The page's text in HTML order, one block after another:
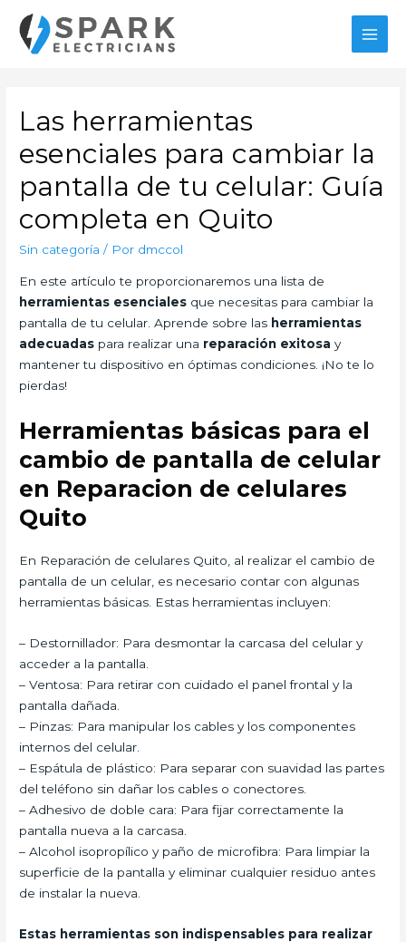
contenido
Las herramientas
esenciales para cambiar la
pantalla de tu celular: Guía
completa en Quito
Sin categoría / Por dmccol
En este artículo te proporcionaremos una lista de
herramientas esenciales que necesitas para cambiar la
pantalla de tu celular. Aprende sobre las herramientas
adecuadas para realizar una reparación exitosa y
mantener tu dispositivo en óptimas condiciones. ¡No te lo
pierdas!
Herramientas básicas para el
cambio de pantalla de celular
en Reparacion de celulares
Quito
En Reparación de celulares Quito, al realizar el cambio de
pantalla de un celular, es necesario contar con algunas
herramientas básicas. Estas herramientas incluyen:
– Destornillador: Para desmontar la carcasa del celular y
acceder a la pantalla.
– Ventosa: Para retirar con cuidado el panel frontal y la
pantalla dañada.
– Pinzas: Para manipular los cables y los componentes
internos del celular.
– Espátula de plástico: Para separar con suavidad las partes
del teléfono sin dañar los cables o conectores.
– Adhesivo de doble cara: Para fijar correctamente la
pantalla nueva a la carcasa.
– Alcohol isopropílico y paño de microfibra: Para limpiar la
superficie de la pantalla y eliminar cualquier residuo antes
de instalar la nueva.
Estas herramientas son indispensables para realizar